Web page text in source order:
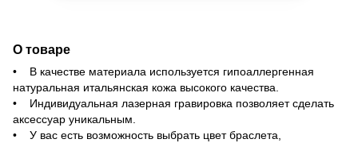
О товаре
• В качестве материала используется гипоаллергенная
натуральная итальянская кожа высокого качества.
• Индивидуальная лазерная гравировка позволяет сделать
аксессуар уникальным.
• У вас есть возможность выбрать цвет браслета,